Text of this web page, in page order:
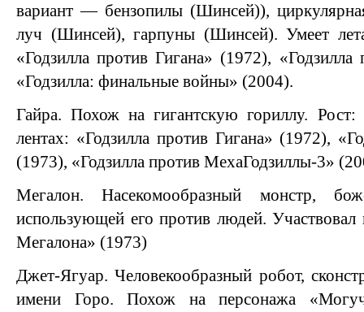
вариант — бензопилы (Шинсей)),
луч (Шинсей), гарпуны (Шинсей). Умеет
«Годзилла против Гигана» (1972),
«Годзилла: финальные войны» (2004).
Гайра. Похож на гигантскую гориллу.
лентах: «Годзилла против Гигана» (1972),
(1973), «Годзилла против МехаГодзиллы-3»
Мегалон. Насекомообразный монстр,
использующей его против людей. Участвовал
Мегалона» (1973)
Джет-Ягуар. Человекообразный робот,
имени Горо. Похож на персонажа